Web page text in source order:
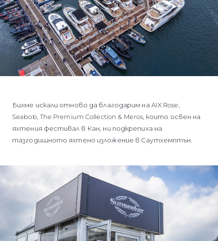
Бихме искали отново да благодарим на AIX Rose,
Seabob, The Premium Collection & Meros, които освен на
яхтения фестивал в Кан, ни подкрепиха на
тазгодишното яхтено изложение в Саутхемптън.